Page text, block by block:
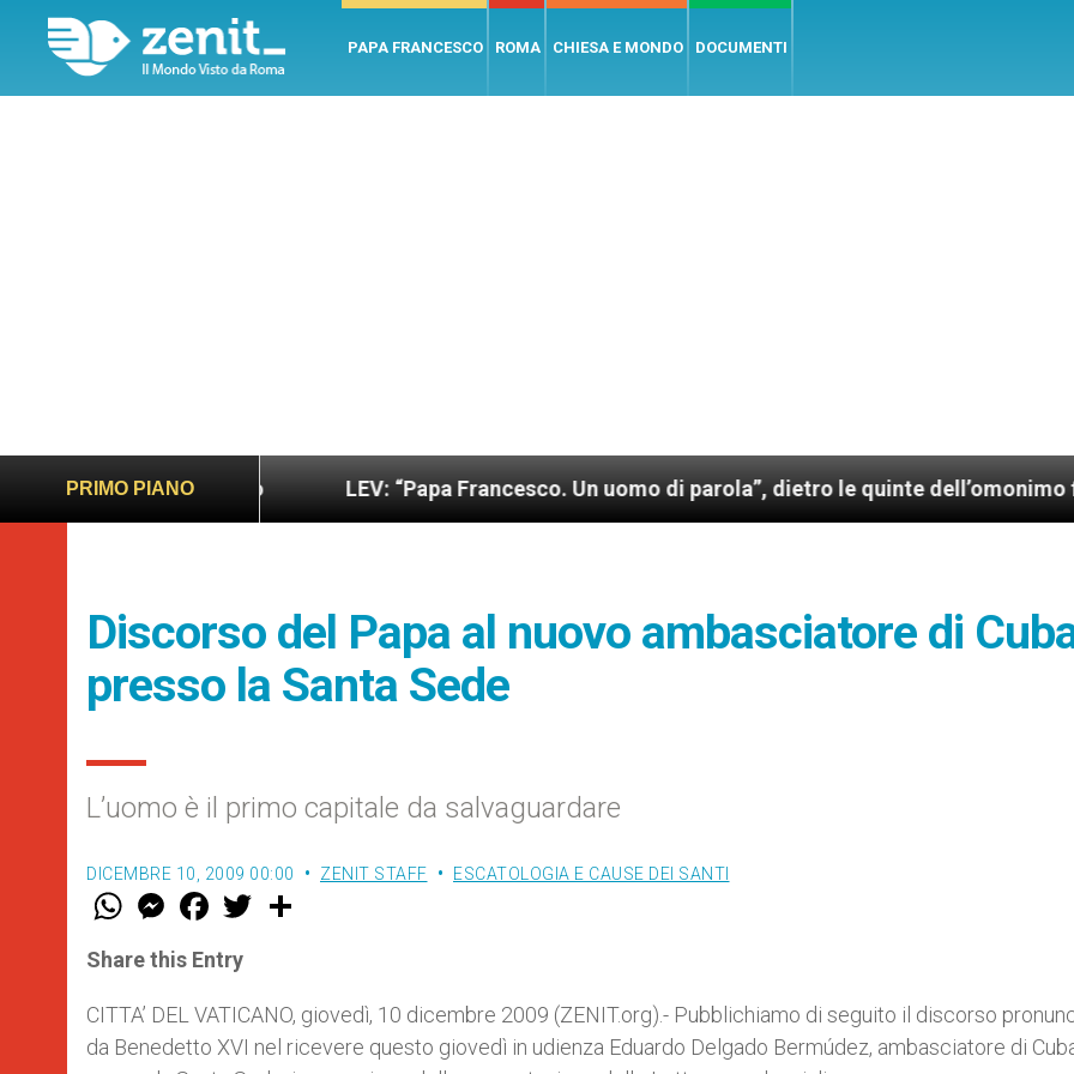
PAPA FRANCESCO ROMA CHIESA E MONDO DOCUMENTI
PRIMO PIANO
sano e giusto LEV: “Papa Francesco. Un uomo di parola”, dietro le quinte dell’omonimo film di
Discorso del Papa al nuovo ambasciatore di
presso la Santa Sede
L’uomo è il primo capitale da salvaguardare
DICEMBRE 10, 2009 00:00 ZENIT STAFF ESCATOLOGIA E CAUSE DEI SANTI
W
t
s
p
p
M
e
s
e
g
e
r
F
a
e
b
o
k
w
r
Share this Entry
CITTA’ DEL VATICANO, giovedì, 10 dicembre 2009 (ZENIT.org).- Pubblichiamo di seguito il discorso
da Benedetto XVI nel ricevere questo giovedì in udienza Eduardo Delgado Bermúdez, ambasciatore di